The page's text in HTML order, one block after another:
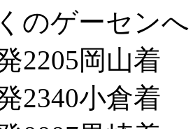
のゲーセンへ
2205岡山着
2340小倉着